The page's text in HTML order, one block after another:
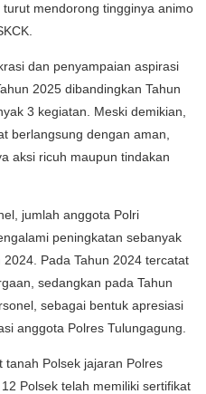
mendorong tingginya animo
dan penyampaian aspirasi
2025 dibandingkan Tahun
3 kegiatan. Meski demikian,
berlangsung dengan aman,
aksi ricuh maupun tindakan
jumlah anggota Polri
peningkatan sebanyak
Pada Tahun 2024 tercatat
sedangkan pada Tahun
sebagai bentuk apresiasi
anggota Polres Tulungagung.
Polsek jajaran Polres
Polsek telah memiliki sertifikat